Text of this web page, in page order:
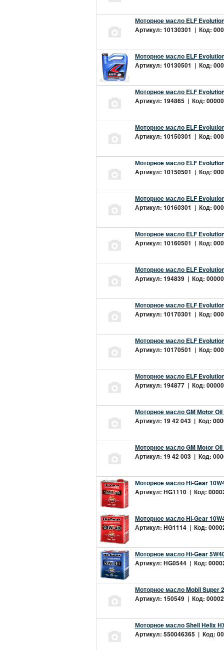
Моторное масло ELF
Артикул: 10130301 | Код:
Моторное масло ELF
Артикул: 10130501 | Код:
Моторное масло ELF
Артикул: 194865 | Код:
Моторное масло ELF
Артикул: 10150301 | Код:
Моторное масло ELF
Артикул: 10150501 | Код:
Моторное масло ELF
Артикул: 10160301 | Код:
Моторное масло ELF
Артикул: 10160501 | Код:
Моторное масло ELF
Артикул: 194839 | Код:
Моторное масло ELF
Артикул: 10170301 | Код:
Моторное масло ELF
Артикул: 10170501 | Код:
Моторное масло ELF
Артикул: 194877 | Код:
Моторное масло GM Motor Oil
Артикул: 19 42 043 | Код:
Моторное масло GM Motor
Артикул: 19 42 003 | Код:
Моторное масло Hi-Gear
Артикул: HG1110 | Код:
Моторное масло Hi-Gear
Артикул: HG1114 | Код:
Моторное масло Hi-Gear
Артикул: HG0544 | Код:
Моторное масло Mobil Super
Артикул: 150549 | Код:
Моторное масло Shell Helix
Артикул: 550046365 | Код: